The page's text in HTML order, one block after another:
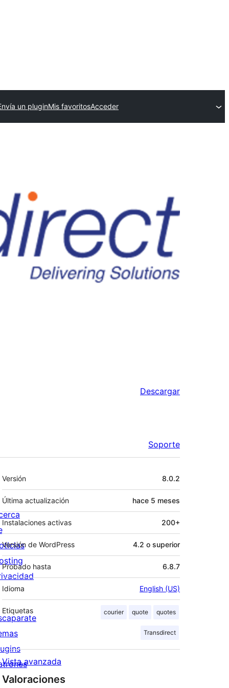
un pluginMis favoritosAcceder
Descargar
Soporte
Meta
Versión 8.0.2
Última actualización hace 5 meses
Instalaciones activas 200+
Versión de WordPress 4.2 o superior
Probado hasta 6.8.7
Idioma English (US)
Etiquetas courier quote quotes
Transdirect
Vista avanzada
Valoraciones